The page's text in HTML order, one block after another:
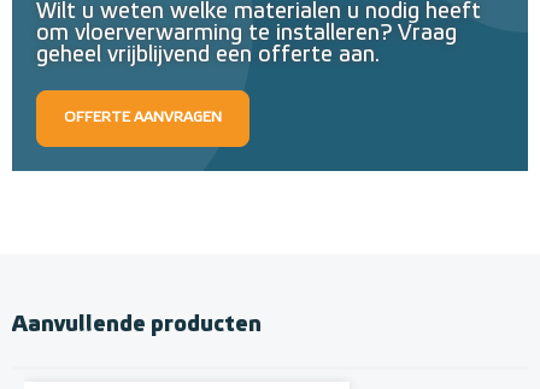
Wilt u weten welke materialen u nodig heeft
om vloerverwarming te installeren? Vraag
geheel vrijblijvend een offerte aan.
OFFERTE AANVRAGEN
Aanvullende producten